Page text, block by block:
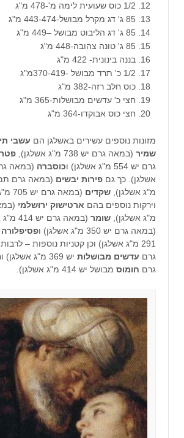
1/2 כוס שעועית לימה מ'-478 מ"ג
85 ג' דג מקרל מבושל-443-474 מ"ג
85 ג' דג הליבוט מבושל –449 מ"ג
85 ג' טונה צהובה-448 מ"ג
בננה בינונית- 422 מ"ג
1/2 כ' תרד מבושל -370-419מ"ג
כוס חלב רזה-382 מ"ג
חצי כ' עדשים מבושלות-365 מ"ג
חצי כוס אבוקדו-364 מ"ג
מזונות נוספים עשירים באשלגן הם עשבי
שמיר (במאה גרם יש 738 מ"ג אשלגן),
גרם יש 554 מ"ג אשלגן) ו
כוסברה
אשלגן). כך גם פירות יבשים
מ"ג אשלגן), שקדים
וירקות נוספים בהם ארטישוק ירושלמי
מ"ג אשלגן), שומר (במאה גרם יש 414 מ"ג אשלגן),
(במאה גרם יש 350 מ"ג אשלגן) ו
פסיפלורה
291 מ"ג אשלגן) וכן קטניות נוספות – לרבות
גרם עדשים מבושלות
יש 369 מ"ג
גרם חומוס מבושל יש 414 מ"ג אשלגן).